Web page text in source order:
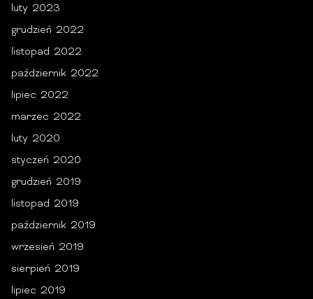
luty 2023
grudzień 2022
listopad 2022
październik 2022
lipiec 2022
marzec 2022
luty 2020
styczeń 2020
grudzień 2019
listopad 2019
październik 2019
wrzesień 2019
sierpień 2019
lipiec 2019